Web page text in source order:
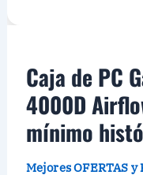
Caja de PC
4000D
mínimo
Mejores OFERTAS y